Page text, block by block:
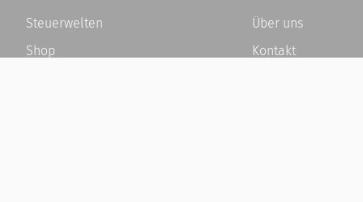
Steuerwelten
Shop
Über uns
Kontakt